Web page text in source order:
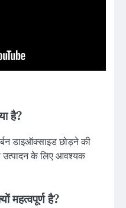
है?
डाइऑक्साइड छोड़ने की
उत्पादन के लिए आवश्यक
है?